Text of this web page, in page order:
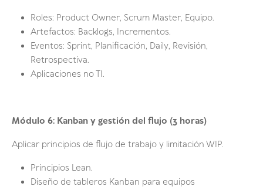
Roles: Product Owner, Scrum Master, Equipo.
Artefactos: Backlogs, Incrementos.
Eventos: Sprint, Planificación, Daily, Revisión,
Retrospectiva.
Aplicaciones no TI.
Módulo 6: Kanban y gestión del flujo (3 horas)
Aplicar principios de flujo de trabajo y limitación WIP.
Principios Lean.
Diseño de tableros Kanban para equipos